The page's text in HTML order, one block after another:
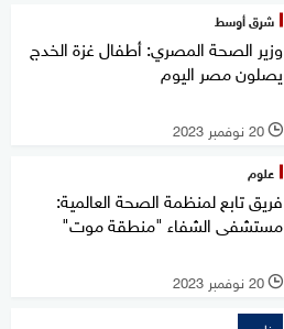
شرق أوسط
وزير الصحة المصري: أطفال غزة الخدج
يصلون مصر اليوم
l 20 نوفمبر 2023
علوم
فريق تابع لمنظمة الصحة العالمية:
مستشفى الشفاء "منطقة موت"
l 20 نوفمبر 2023